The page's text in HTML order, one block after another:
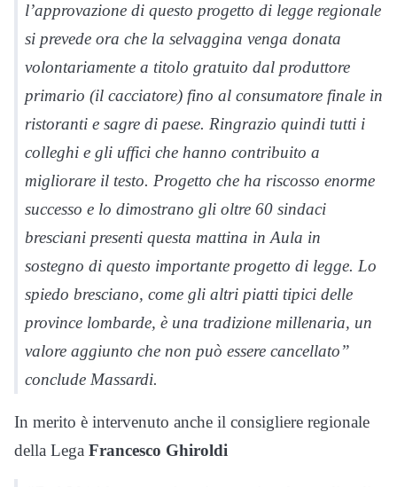
l’approvazione di questo progetto di legge regionale
si prevede ora che la selvaggina venga donata
volontariamente a titolo gratuito dal produttore
primario (il cacciatore) fino al consumatore finale in
ristoranti e sagre di paese. Ringrazio quindi tutti i
colleghi e gli uffici che hanno contribuito a
migliorare il testo. Progetto che ha riscosso enorme
successo e lo dimostrano gli oltre 60 sindaci
bresciani presenti questa mattina in Aula in
sostegno di questo importante progetto di legge. Lo
spiedo bresciano, come gli altri piatti tipici delle
province lombarde, è una tradizione millenaria, un
valore aggiunto che non può essere cancellato”
conclude Massardi.
In merito è intervenuto anche il consigliere regionale
della Lega Francesco Ghiroldi